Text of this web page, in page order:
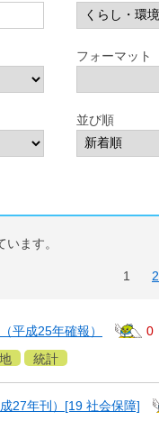
フォーマット
並び順
ます。
1 2
平成25年確報）
0
統計
27年刊）[19 社会保障]